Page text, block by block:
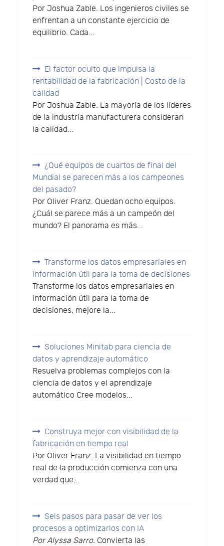
Por Joshua Zable. Los ingenieros civiles se
enfrentan a un constante ejercicio de
equilibrio. Cada...
El factor oculto que impulsa la
rentabilidad de la fabricación | Costo de la
calidad
Por Joshua Zable. La mayoría de los líderes
de la industria manufacturera consideran
la calidad...
¿Qué equipos de cuartos de final del
Mundial se parecen más a los campeones
del pasado?
Por Oliver Franz. Quedan ocho equipos.
¿Cuál se parece más a un campeón del
mundo? El panorama es más...
Transforme los datos empresariales en
información útil para la toma de decisiones
Transforme los datos empresariales en
información útil para la toma de
decisiones, mejore la...
Soluciones Minitab para ciencia de
datos y aprendizaje automático
Resuelva problemas complejos con la
ciencia de datos y el aprendizaje
automático Cree modelos...
Construya mejor con visibilidad de la
fabricación en tiempo real
Por Oliver Franz. La visibilidad en tiempo
real de la producción comienza con una
verdad que...
Seis pasos para pasar de ver los
procesos a optimizarlos con IA
Por Alyssa Sarro. Convierta las